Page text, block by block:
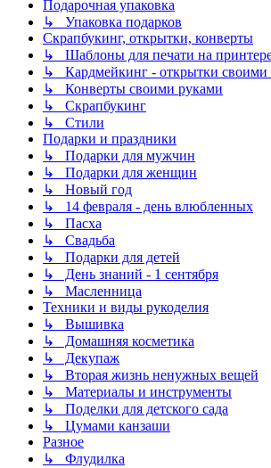
Подарочная упаковка
↳ Упаковка подарков
Скрапбукинг, открытки, конверты
↳ Шаблоны для печати на
↳ Кардмейкинг - открытки своими
↳ Конверты своими руками
↳ Скрапбукинг
↳ Стили
Подарки и праздники
↳ Подарки для мужчин
↳ Подарки для женщин
↳ Новый год
↳ 14 февраля - день влюбленных
↳ Пасха
↳ Свадьба
↳ Подарки для детей
↳ День знаний - 1 сентября
↳ Масленница
Техники и виды рукоделия
↳ Вышивка
↳ Домашняя косметика
↳ Декупаж
↳ Вторая жизнь ненужных вещей
↳ Материалы и инструменты
↳ Поделки для детского сада
↳ Цумами канзаши
Разное
↳ Флудилка